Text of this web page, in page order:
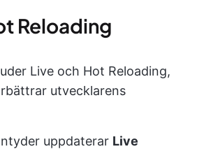
Reloading
Live och Hot Reloading,
utvecklarens
uppdaterar Live